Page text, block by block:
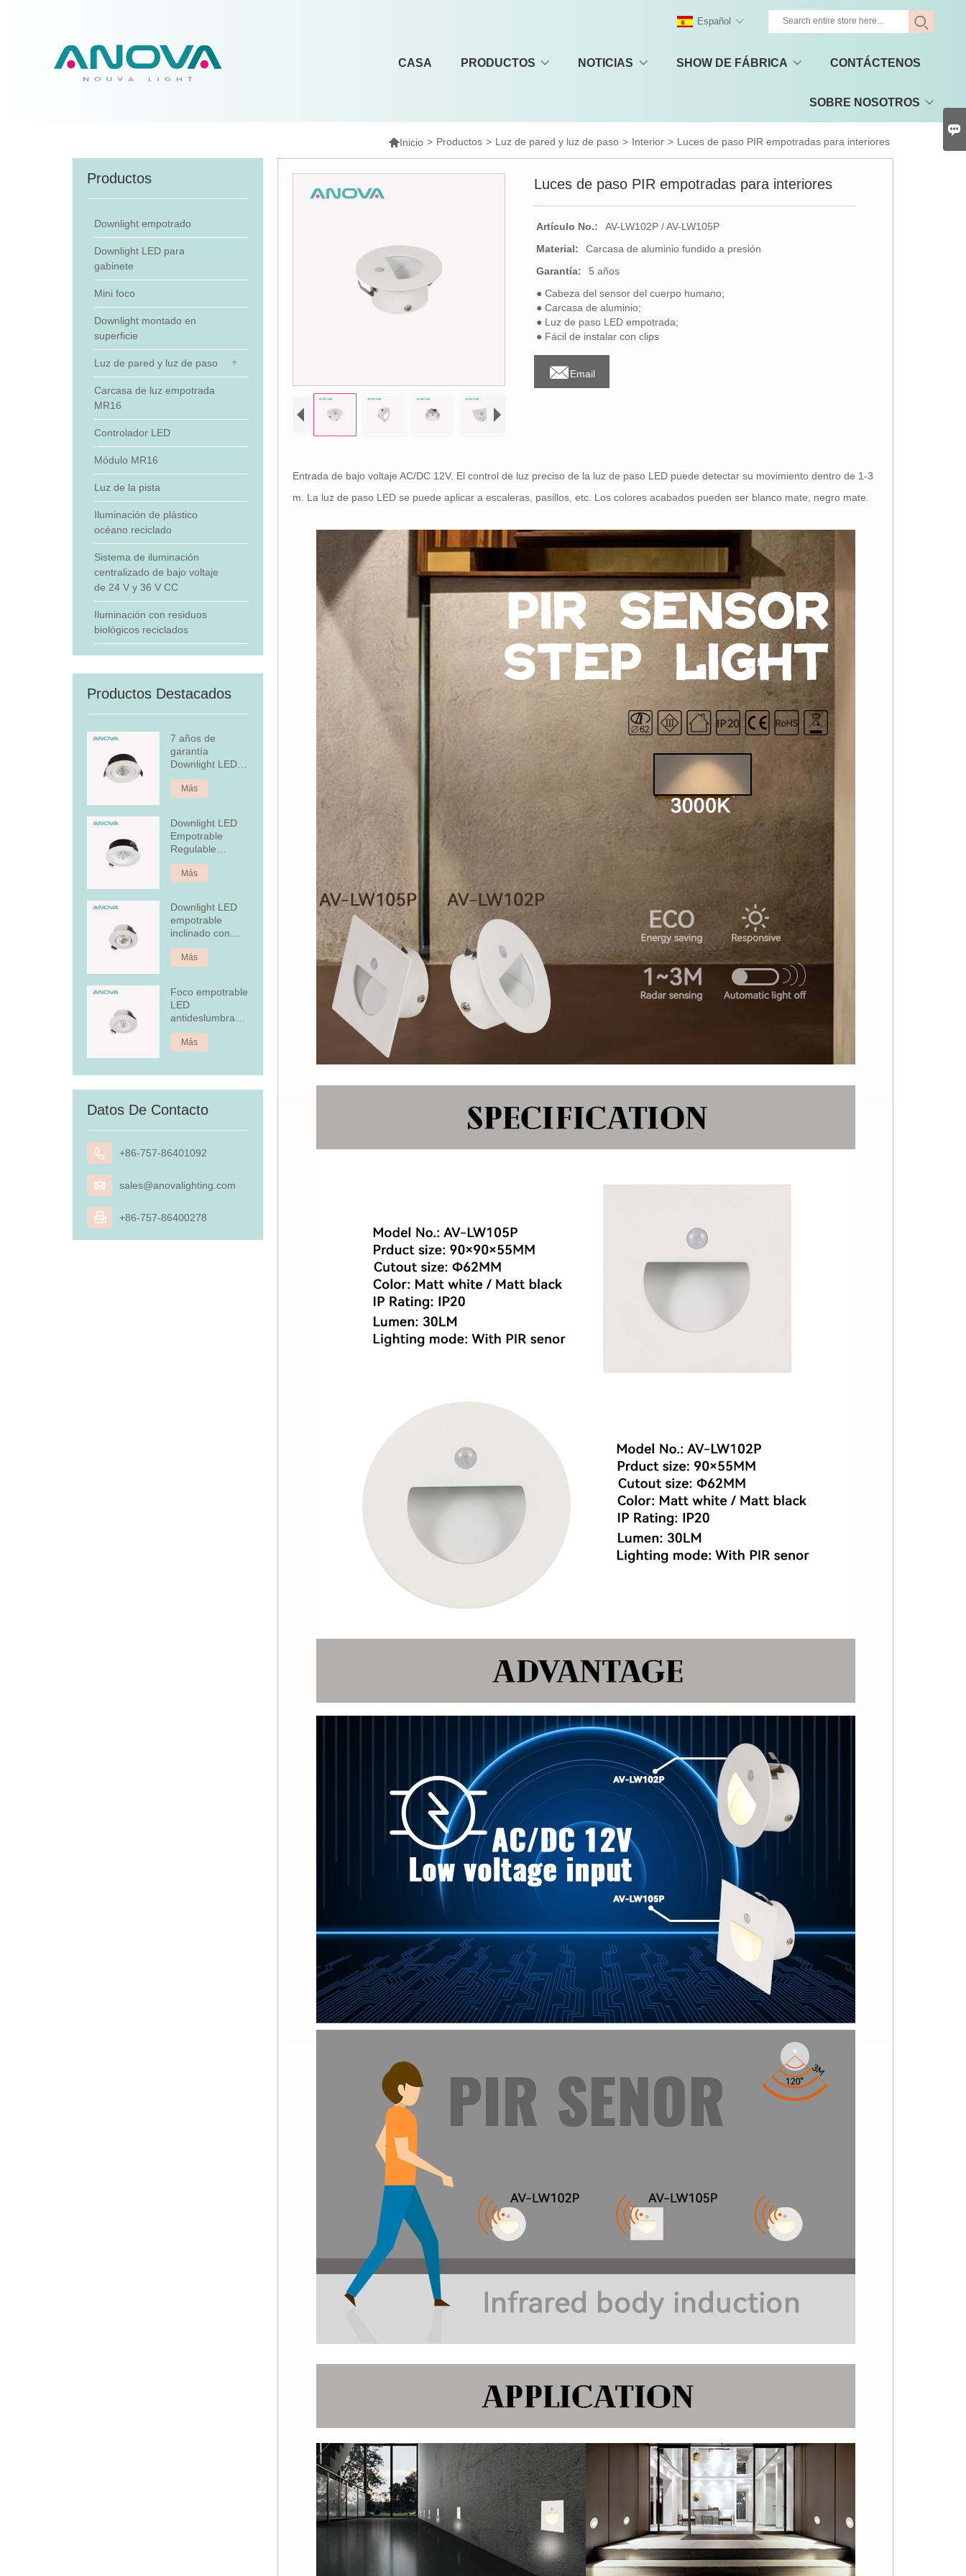
CASA PRODUCTOS NOTICIAS SHOW DE FÁBRICA CONTÁCTENOS
SOBRE NOSOTROS
Español
Inicio > Productos > Luz de pared y luz de paso > Interior > Luces de paso PIR empotradas para interiores
Productos
Downlight empotrado
Downlight LED para
gabinete
Mini foco
Downlight montado en
superficie
Luz de pared y luz de paso
Carcasa de luz empotrada
MR16
Controlador LED
Módulo MR16
Luz de la pista
Iluminación de plástico
océano reciclado
Sistema de iluminación
centralizado de bajo voltaje
de 24 V y 36 V CC
Iluminación con residuos
biológicos reciclados
Productos Destacados
7 años de
garantía
Downlight LED
empotrado
regulable
Más
Downlight LED
Empotrable
Regulable
Aluminio 7W Fijo
Más
Downlight LED
empotrable
inclinado con
cubierta
posterior
Más
Foco empotrable
LED
antideslumbrante
de 4,5 W
Más
Datos De Contacto
 +86-757-86401092
 sales@anovalighting.com
 +86-757-86400278
Luces de paso PIR empotradas para interiores
Artículo No.:
AV-LW102P / AV-LW105P
Material:
Carcasa de aluminio fundido a presión
Garantía:
5 años
● Cabeza del sensor del cuerpo humano;
● Carcasa de aluminio;
● Luz de paso LED empotrada;
● Fácil de instalar con clips
Email
Entrada de bajo voltaje AC/DC 12V. El control de luz preciso de la luz de paso LED puede detectar su movimiento dentro de 1-3
m. La luz de paso LED se puede aplicar a escaleras, pasillos, etc. Los colores acabados pueden ser blanco mate, negro mate.
